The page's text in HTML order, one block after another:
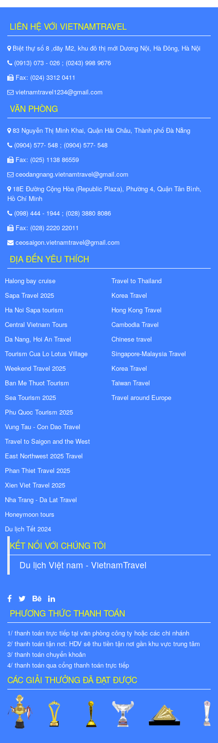
LIÊN HỆ VỚI VIETNAMTRAVEL
Biệt thự số 8 ,dãy M2, khu đô thị mới Dương Nội, Hà Đông, Hà Nội
(0913) 073 - 026 ; (0243) 998 9676
Fax: (024) 3312 0411
vietnamtravel1234@gmail.com
VĂN PHÒNG
83 Nguyễn Thị Minh Khai, Quận Hải Châu, Thành phố Đà Nẵng
(0904) 577- 548 ; (0904) 577- 548
Fax: (025) 1138 86559
ceodangnang.vietnamtravel@gmail.com
18E Đường Cộng Hòa (Republic Plaza), Phường 4, Quận Tân Bình,
Hồ Chí Minh
(098) 444 - 1944 ; (028) 3880 8086
Fax: (028) 2220 22011
ceosaigon.vietnamtravel@gmail.com
ĐỊA ĐẾN YÊU THÍCH
Halong bay cruise
Sapa Travel 2025
Ha Noi Sapa tourism
Central Vietnam Tours
Da Nang, Hoi An Travel
Tourism Cua Lo Lotus Village
Weekend Travel 2025
Ban Me Thuot Tourism
Sea Tourism 2025
Phu Quoc Tourism 2025
Vung Tau - Con Dao Travel
Travel to Saigon and the West
East Northwest 2025 Travel
Phan Thiet Travel 2025
Xien Viet Travel 2025
Nha Trang - Da Lat Travel
Honeymoon tours
Du lịch Tết 2024
Travel to Thailand
Korea Travel
Hong Kong Travel
Cambodia Travel
Chinese travel
Singapore-Malaysia Travel
Korea Travel
Taiwan Travel
Travel around Europe
KẾT NỐI VỚI CHÚNG TÔI
Du lịch Việt nam - VietnamTravel
PHƯƠNG THỨC THANH TOÁN
1/ thanh toán trực tiếp tại văn phòng công ty hoặc các chi nhánh
2/ thanh toán tận nơi: HDV sẽ thu tiền tận nơi gần khu vực trung tâm
3/ thanh toán chuyển khoản
4/ thanh toán qua cổng thanh toán trực tiếp
CÁC GIẢI THƯỞNG ĐÃ ĐẠT ĐƯỢC